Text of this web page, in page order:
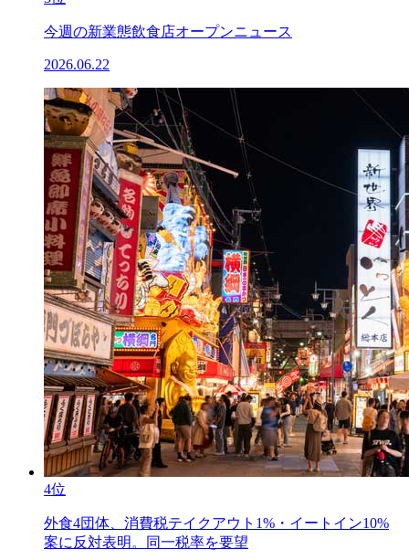
今週の新業態飲食店オープンニュース
2026.06.22
4位
外食4団体、消費税テイクアウト1%・イートイン10%
案に反対表明。同一税率を要望